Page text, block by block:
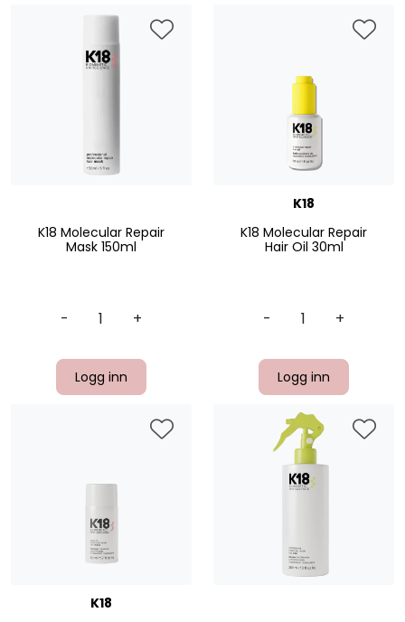
K18 Molecular Repair
Mask 150ml
- +
Logg inn
K18
K18 Molecular Repair
Hair Oil 30ml
- +
Logg inn
K18